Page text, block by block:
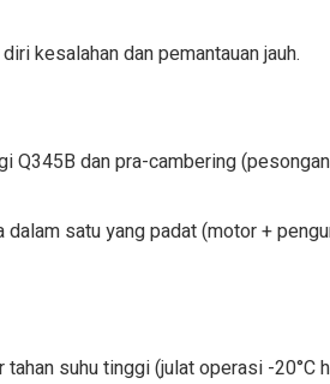
kesalahan dan pemantauan jauh.
Q345B dan pra-cambering
satu yang padat (motor +
suhu tinggi (julat operasi -20°C